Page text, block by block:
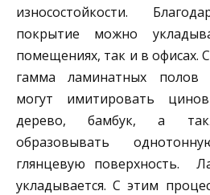
износостойкости.
покрытие можно
помещениях, так и в офисах.
гамма ламинатных полов
могут имитировать
дерево, бамбук, а
образовывать
глянцевую поверхность.
укладывается. С этим